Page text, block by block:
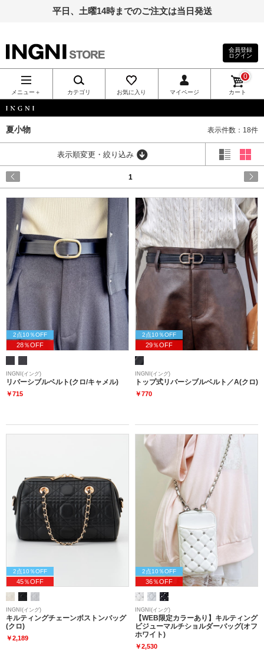
平日、土曜14時までのご注文は当日発送
INGNI（イン
グ）公式通
販｜INGNI
STORE
会員登録
ログイン
メニュー＋ カテゴリ お気に入り マイページ カート
0
夏小物 表示件数：18件
表示順変更・絞り込み
1
2点10％OFF
28％OFF
INGNI(イング)
リバーシブルベルト(クロ/キャメル)
￥715
2点10％OFF
29％OFF
INGNI(イング)
トップ式リバーシブルベルト／A(クロ)
￥770
2点10％OFF
45％OFF
INGNI(イング)
キルティングチェーンボストンバッグ
(クロ)
￥2,189
2点10％OFF
36％OFF
INGNI(イング)
【WEB限定カラーあり】キルティング
ビジューマルチショルダーバッグ(オフ
ホワイト)
￥2,530